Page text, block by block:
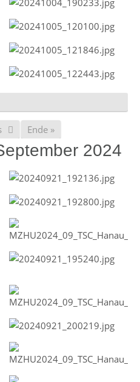
Ende »
2024